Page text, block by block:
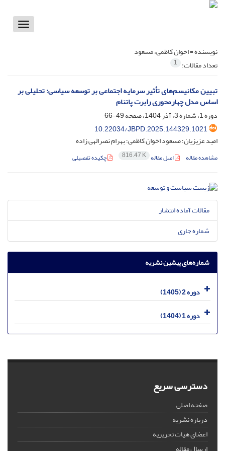
Toggle
نویسنده =اخوان کاظمی، مسعود
تعداد مقالات: 1
تبیین مکانیسم‌های تأثیر سرمایه اجتماعی بر توسعه سیاسی: تحلیلی بر
اساس مدل چهارمحوری رابرت پاتنام
دوره 1، شماره 3، آذر 1404، صفحه
49-66
10.22034/JBPD.2025.144329.1021
امید عزیزیان؛ مسعود اخوان کاظمی؛ بهرام نصرالهی زاده
مشاهده مقاله اصل مقاله 816.47 K چکیده تفصیلی
مقالات آماده انتشار
شماره جاری
شماره‌های پیشین نشریه
دوره 2 (1405)
دوره 1 (1404)
دسترسی سریع
صفحه اصلی
درباره نشریه
اعضای هیات تحریریه